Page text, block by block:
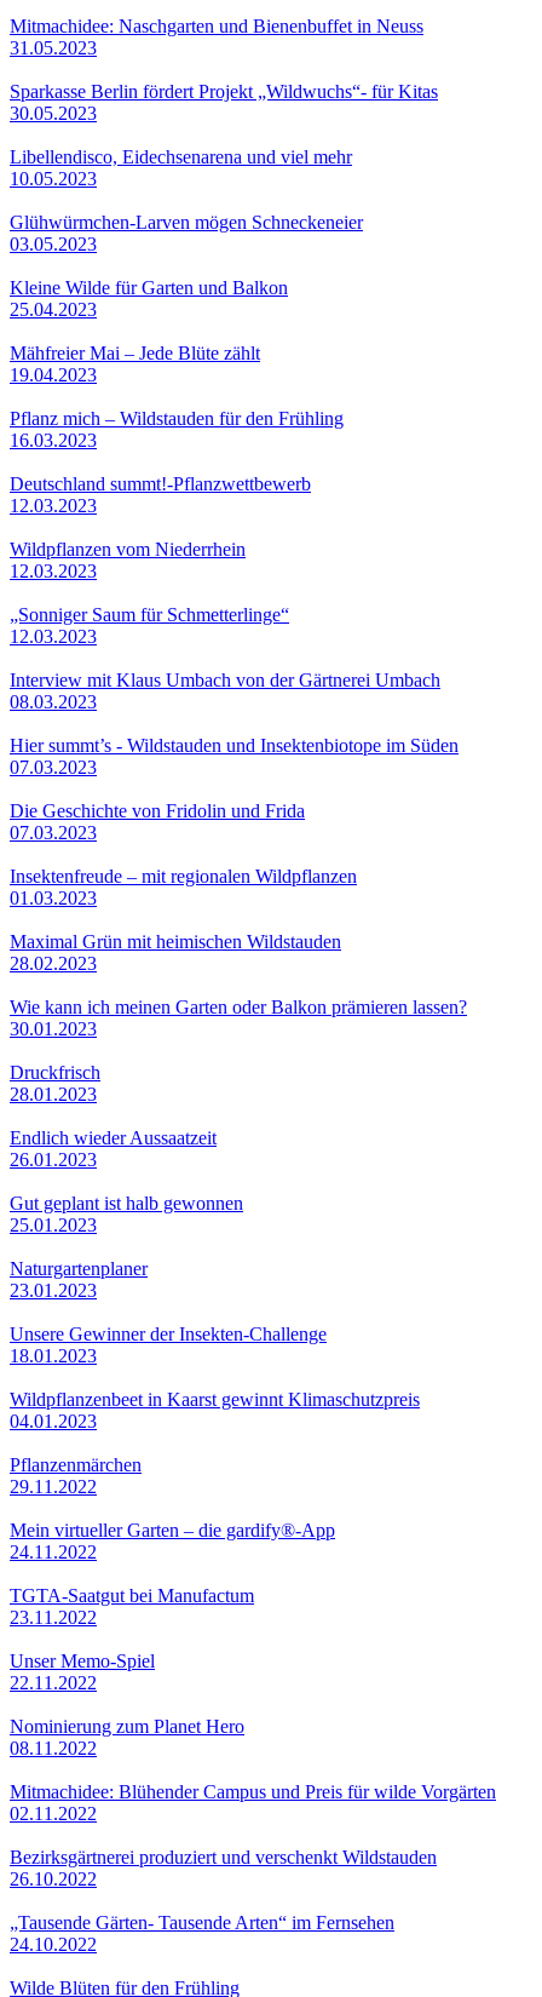
Mitmachidee: Naschgarten und Bienenbuffet in Neuss
31.05.2023
Sparkasse Berlin fördert Projekt „Wildwuchs“- für Kitas
30.05.2023
Libellendisco, Eidechsenarena und viel mehr
10.05.2023
Glühwürmchen-Larven mögen Schneckeneier
03.05.2023
Kleine Wilde für Garten und Balkon
25.04.2023
Mähfreier Mai – Jede Blüte zählt
19.04.2023
Pflanz mich – Wildstauden für den Frühling
16.03.2023
Deutschland summt!-Pflanzwettbewerb
12.03.2023
Wildpflanzen vom Niederrhein
12.03.2023
„Sonniger Saum für Schmetterlinge“
12.03.2023
Interview mit Klaus Umbach von der Gärtnerei Umbach
08.03.2023
Hier summt’s - Wildstauden und Insektenbiotope im Süden
07.03.2023
Die Geschichte von Fridolin und Frida
07.03.2023
Insektenfreude – mit regionalen Wildpflanzen
01.03.2023
Maximal Grün mit heimischen Wildstauden
28.02.2023
Wie kann ich meinen Garten oder Balkon prämieren lassen?
30.01.2023
Druckfrisch
28.01.2023
Endlich wieder Aussaatzeit
26.01.2023
Gut geplant ist halb gewonnen
25.01.2023
Naturgartenplaner
23.01.2023
Unsere Gewinner der Insekten-Challenge
18.01.2023
Wildpflanzenbeet in Kaarst gewinnt Klimaschutzpreis
04.01.2023
Pflanzenmärchen
29.11.2022
Mein virtueller Garten – die gardify®-App
24.11.2022
TGTA-Saatgut bei Manufactum
23.11.2022
Unser Memo-Spiel
22.11.2022
Nominierung zum Planet Hero
08.11.2022
Mitmachidee: Blühender Campus und Preis für wilde Vorgärten
02.11.2022
Bezirksgärtnerei produziert und verschenkt Wildstauden
26.10.2022
„Tausende Gärten- Tausende Arten“ im Fernsehen
24.10.2022
Wilde Blüten für den Frühling